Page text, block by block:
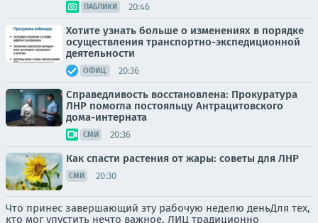
ПАБЛИКИ 20:46
Хотите узнать больше о изменениях в порядке
осуществления транспортно-экспедиционной
деятельности
ОФИЦ. 20:36
Справедливость восстановлена: Прокуратура
ЛНР помогла постояльцу Антрацитовского
дома-интерната
СМИ 20:36
Как спасти растения от жары: советы для ЛНР
СМИ 20:30
Что принес завершающий эту рабочую неделю деньДля тех,
кто мог упустить нечто важное, ЛИЦ традиционно